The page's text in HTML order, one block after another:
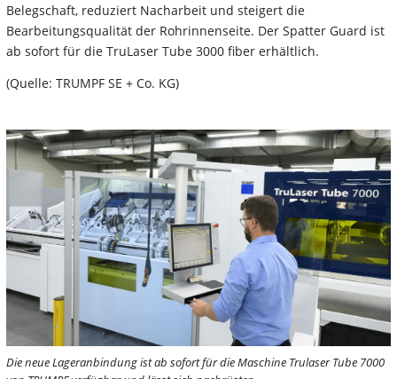
Belegschaft, reduziert Nacharbeit und steigert die
Bearbeitungsqualität der Rohrinnenseite. Der Spatter Guard ist
ab sofort für die TruLaser Tube 3000 fiber erhältlich.
(Quelle: TRUMPF SE + Co. KG)
Die neue Lageranbindung ist ab sofort für die Maschine Trulaser Tube 7000